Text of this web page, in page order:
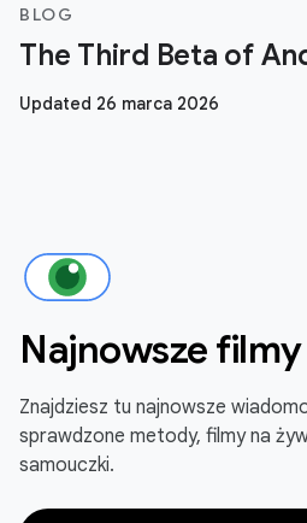
BLOG
The Third Beta of
Updated 26 marca 2026
Najnowsze filmy
Znajdziesz tu najnowsze
sprawdzone metody, filmy na
samouczki.